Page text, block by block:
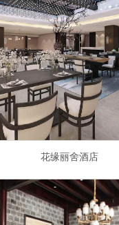
花缘丽舍酒店